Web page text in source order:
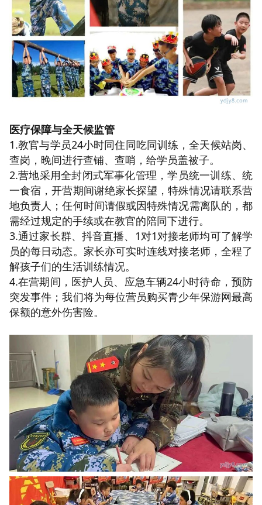
医疗保障与全天候监管
1.教官与学员24小时同住同吃同训练，全天候站岗、
查岗，晚间进行查铺、查哨，给学员盖被子。
2.营地采用全封闭式军事化管理，学员统一训练、统
一食宿，开营期间谢绝家长探望，特殊情况请联系营
地负责人；任何时间请假或因特殊情况需离队的，都
需经过规定的手续或在教官的陪同下进行。
3.通过家长群、抖音直播、1对1对接老师均可了解学
员的每日动态。家长亦可实时连线对接老师，全程了
解孩子们的生活训练情况。
4.在营期间，医护人员、应急车辆24小时待命，预防
突发事件；我们将为每位营员购买青少年保游网最高
保额的意外伤害险。